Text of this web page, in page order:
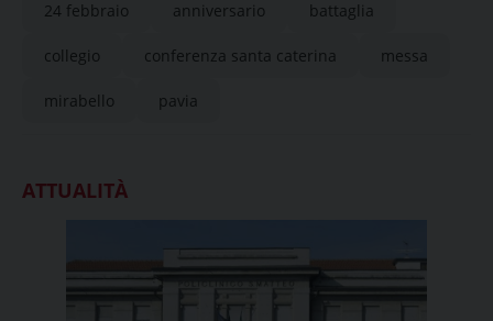
24 febbraio anniversario battaglia
collegio conferenza santa caterina messa
mirabello pavia
ATTUALITÀ